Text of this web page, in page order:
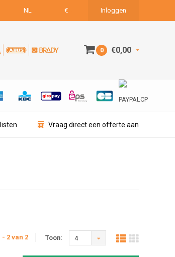
NL € Inloggen
0 €0,00
Vraag direct een offerte aan
- 2 van 2 Toon: 4